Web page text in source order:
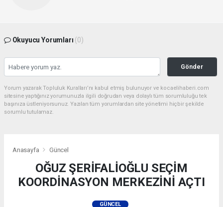
Okuyucu Yorumları (0)
Gönder
Yorum yazarak Topluluk Kuralları’nı kabul etmiş bulunuyor ve kocaelihaberi.com
sitesine yaptığınız yorumunuzla ilgili doğrudan veya dolaylı tüm sorumluluğu tek
başınıza üstleniyorsunuz. Yazılan tüm yorumlardan site yönetimi hiçbir şekilde
sorumlu tutulamaz.
Anasayfa Güncel
OĞUZ ŞERİFALİOĞLU SEÇİM
KOORDİNASYON MERKEZİNİ AÇTI
GÜNCEL